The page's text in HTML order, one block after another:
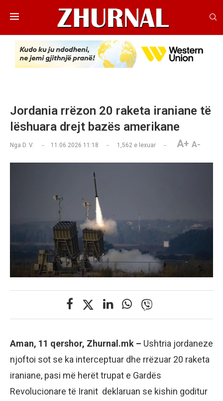
Jordania rrëzon 20 raketa iraniane të
lëshuara drejt bazës amerikane
Nga D. V. 11.06.2026 11:18 1,562 e lexuar A+ A-
Aman, 11 qershor, Zhurnal.mk – Ushtria jordaneze
njoftoi sot se ka interceptuar dhe rrëzuar 20 raketa
iraniane, pasi më herët trupat e Gardës
Revolucionare të Iranit deklaruan se kishin goditur